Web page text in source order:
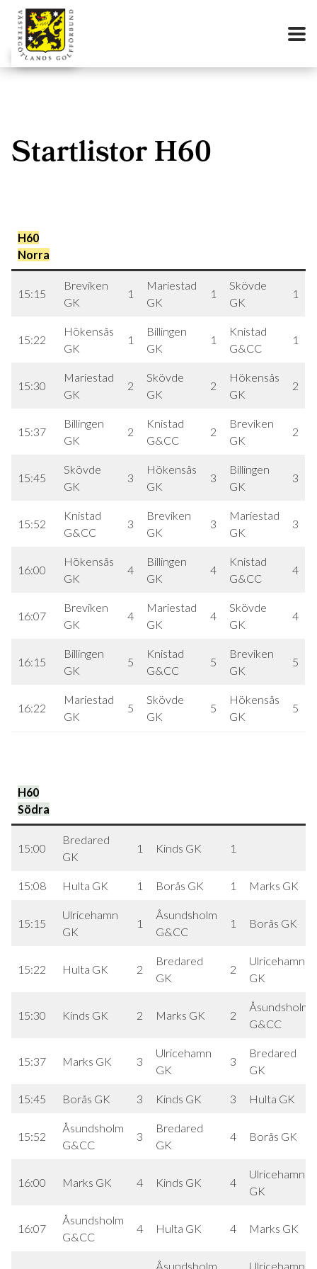
Startlistor H60
H60
Norra
15:15
Breviken
GK
1
Mariestad
GK
1
Skövde
GK
1
15:22
Hökensås
GK
1
Billingen
GK
1
Knistad
G&CC
1
15:30
Mariestad
GK
2
Skövde
GK
2
Hökensås
GK
2
15:37
Billingen
GK
2
Knistad
G&CC
2
Breviken
GK
2
15:45
Skövde
GK
3
Hökensås
GK
3
Billingen
GK
3
15:52
Knistad
G&CC
3
Breviken
GK
3
Mariestad
GK
3
16:00
Hökensås
GK
4
Billingen
GK
4
Knistad
G&CC
4
16:07
Breviken
GK
4
Mariestad
GK
4
Skövde
GK
4
16:15
Billingen
GK
5
Knistad
G&CC
5
Breviken
GK
5
16:22
Mariestad
GK
5
Skövde
GK
5
Hökensås
GK
5
H60
Södra
15:00
Bredared
GK
1 Kinds GK 1
15:08 Hulta GK 1 Borås GK 1 Marks GK
15:15
Ulricehamn
GK
1
Åsundsholm
G&CC
1 Borås GK
15:22 Hulta GK 2
Bredared
GK
2
Ulricehamn
GK
15:30 Kinds GK 2 Marks GK 2
Åsundsholm
G&CC
15:37 Marks GK 3
Ulricehamn
GK
3
Bredared
GK
15:45 Borås GK 3 Kinds GK 3 Hulta GK
15:52
Åsundsholm
G&CC
3
Bredared
GK
4 Borås GK
16:00 Marks GK 4 Kinds GK 4
Ulricehamn
GK
16:07
Åsundsholm
G&CC
4 Hulta GK 4 Marks GK
Åsundsholm Ulricehamn